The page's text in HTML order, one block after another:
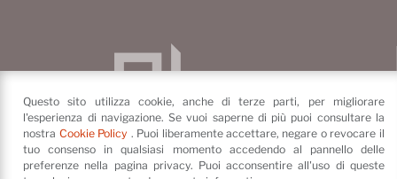
Questo sito utilizza cookie, anche di terze parti, per migliorare
l'esperienza di navigazione. Se vuoi saperne di più puoi consultare la
nostra Cookie Policy . Puoi liberamente accettare, negare o revocare il
tuo consenso in qualsiasi momento accedendo al pannello delle
preferenze nella pagina privacy. Puoi acconsentire all'uso di queste